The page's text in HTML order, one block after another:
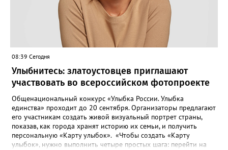
08:39 Сегодня
Улыбнитесь: златоустовцев приглашают
участвовать во всероссийском фотопроекте
Общенациональный конкурс «Улыбка России. Улыбка
единства» проходит до 20 сентября. Организаторы предлагают
его участникам создать живой визуальный портрет страны,
показав, как города хранят историю их семьи, и получить
персональную «Карту улыбок». «Чтобы создать «Карту
улыбок», нужно выполнить четыре простых шага: перейти на